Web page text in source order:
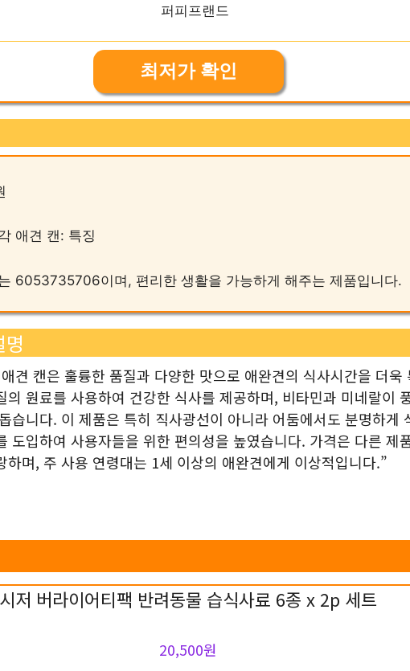
최저가 확인
애견 캔: 특징
6053735706이며, 편리한 생활을 가능하게 해주는 제품입니다.
견 캔은 훌륭한 품질과 다양한 맛으로 애완견의 식사시간을 더욱
의 원료를 사용하여 건강한 식사를 제공하며, 비타민과 미네랄이
습니다. 이 제품은 특히 직사광선이 아니라 어둠에서도 분명하게
도입하여 사용자들을 위한 편의성을 높였습니다. 가격은 다른 제
하며, 주 사용 연령대는 1세 이상의 애완견에게 이상적입니다.”
시저 버라이어티팩 반려동물 습식사료 6종 x 2p 세트
20,500원